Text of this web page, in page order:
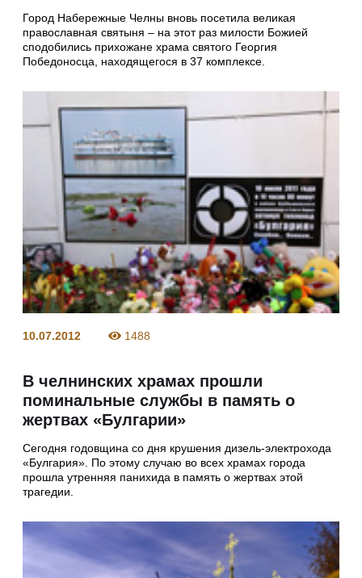
Город Набережные Челны вновь посетила великая
православная святыня – на этот раз милости Божией
сподобились прихожане храма святого Георгия
Победоносца, находящегося в 37 комплексе.
10.07.2012 1488
В челнинских храмах прошли
поминальные службы в память о
жертвах «Булгарии»
Сегодня годовщина со дня крушения дизель-электрохода
«Булгария». По этому случаю во всех храмах города
прошла утренняя панихида в память о жертвах этой
трагедии.